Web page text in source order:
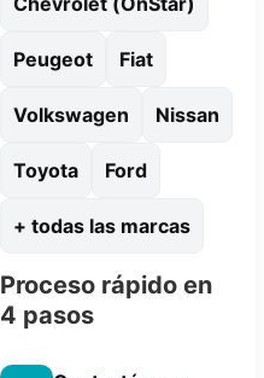
Peugeot Fiat
Volkswagen Nissan
Toyota Ford
+ todas las marcas
Proceso rápido en
4 pasos